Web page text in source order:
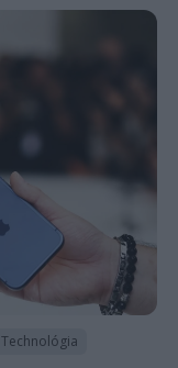
Technológia